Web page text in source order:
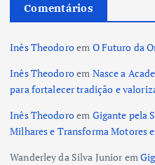
Comentários
Inês Theodoroem O Futuro da
Inês Theodoroem Nasce a
para fortalecer tradição e
Inês Theodoroem Gigante pela
Milhares e Transforma Motores
Wanderley da Silva Juniorem